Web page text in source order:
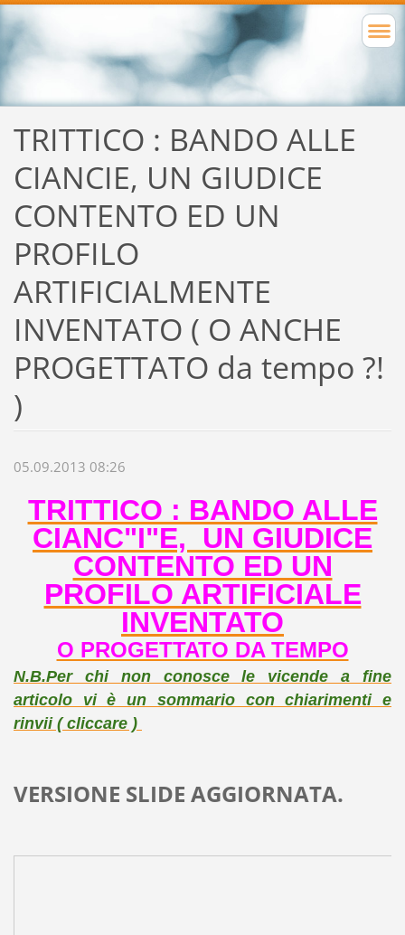
TRITTICO : BANDO ALLE
CIANCIE, UN GIUDICE
CONTENTO ED UN
PROFILO
ARTIFICIALMENTE
INVENTATO ( O ANCHE
PROGETTATO da tempo ?!
)
05.09.2013 08:26
TRITTICO : BANDO ALLE
CIANC"I"E, UN GIUDICE
CONTENTO ED UN
PROFILO ARTIFICIALE
INVENTATO
O PROGETTATO DA TEMPO
N.B.Per chi non conosce le vicende a fine
articolo vi è un sommario con chiarimenti e
rinvii ( cliccare )
VERSIONE SLIDE AGGIORNATA.